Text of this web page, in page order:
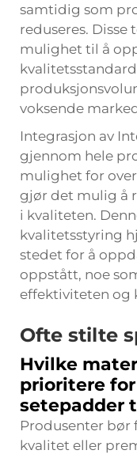
samtidig som
reduseres.
mulighet til å
voksende
Integrasjon av
gjennom hele
mulighet for
gjør det mulig å
i kvaliteten.
kvalitetsstyring
stedet for å
oppstått, noe
effektiviteten og
Ofte stilte
Hvilke
prioritere
setepadder
Produsenter bør
kvalitet eller